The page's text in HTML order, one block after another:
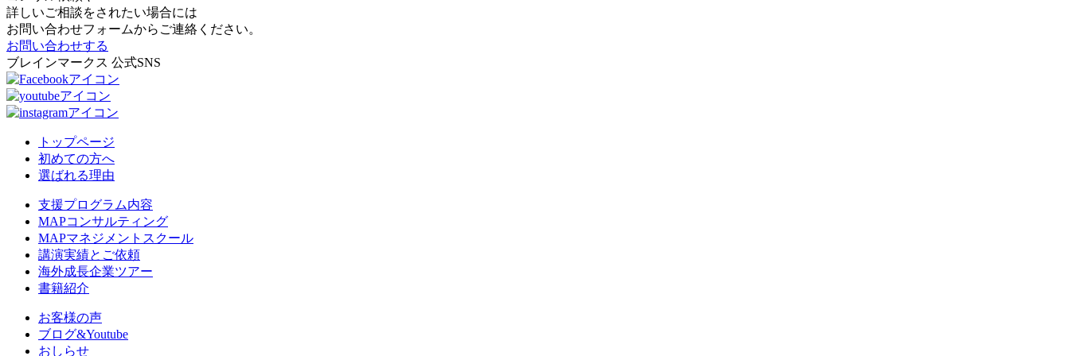
詳しいご相談をされたい場合には
お問い合わせフォームからご連絡ください。
お問い合わせする
ブレインマークス 公式SNS
トップページ
初めての方へ
選ばれる理由
支援プログラム内容
MAPコンサルティング
MAPマネジメントスクール
講演実績とご依頼
海外成長企業ツアー
書籍紹介
お客様の声
ブログ&Youtube
おしらせ